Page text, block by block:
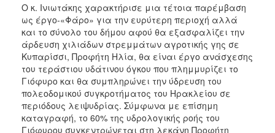
Ο κ. Ινιωτάκης χαρακτήρισε μια τέτοια παρέμβαση
ως έργο-«Φάρο» για την ευρύτερη περιοχή αλλά
και το σύνολο του δήμου αφού θα εξασφαλίζει την
άρδευση χιλιάδων στρεμμάτων αγροτικής γης σε
Κυπαρίσσι, Προφήτη Ηλία, θα είναι έργο ανάσχεσης
του τεράστιου υδάτινου όγκου που πλημμυρίζει το
Γιόφυρο και θα συμπληρώνει την ύδρευση του
πολεοδομικού συγκροτήματος του Ηρακλείου σε
περιόδους λειψυδρίας. Σύμφωνα με επίσημη
καταγραφή, το 60% της υδρολογικής ροής του
Γιόφυρου συγκεντρώνεται στη λεκάνη Προφήτη